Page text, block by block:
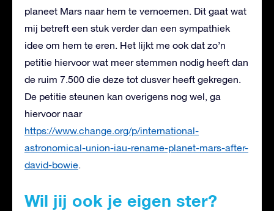
planeet Mars naar hem te vernoemen. Dit gaat wat
mij betreft een stuk verder dan een sympathiek
idee om hem te eren. Het lijkt me ook dat zo’n
petitie hiervoor wat meer stemmen nodig heeft dan
de ruim 7.500 die deze tot dusver heeft gekregen.
De petitie steunen kan overigens nog wel, ga
hiervoor naar
https://www.change.org/p/international-
astronomical-union-iau-rename-planet-mars-after-
david-bowie.
Wil jij ook je eigen ster?